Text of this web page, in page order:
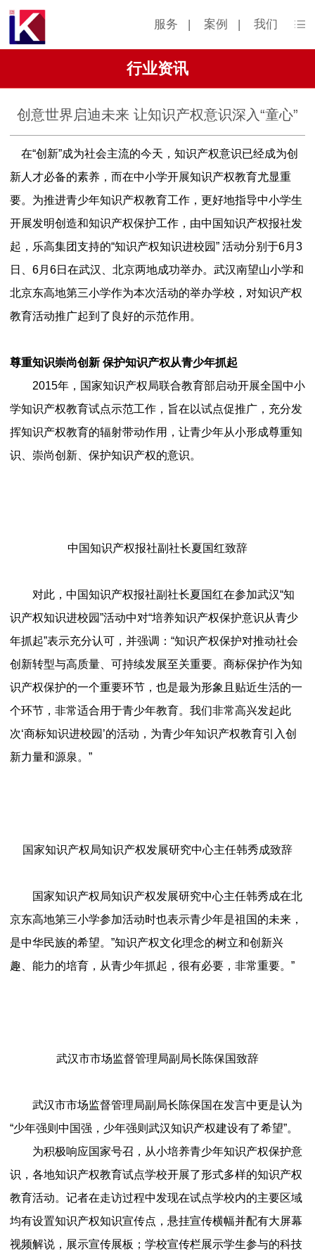
服务 | 案例 | 我们
行业资讯
创意世界启迪未来 让知识产权意识深入“童心”
在“创新”成为社会主流的今天，知识产权意识已经成为创
新人才必备的素养，而在中小学开展知识产权教育尤显重
要。为推进青少年知识产权教育工作，更好地指导中小学生
开展发明创造和知识产权保护工作，由中国知识产权报社发
起，乐高集团支持的“知识产权知识进校园” 活动分别于6月3
日、6月6日在武汉、北京两地成功举办。武汉南望山小学和
北京东高地第三小学作为本次活动的举办学校，对知识产权
教育活动推广起到了良好的示范作用。
尊重知识崇尚创新 保护知识产权从青少年抓起
2015年，国家知识产权局联合教育部启动开展全国中小
学知识产权教育试点示范工作，旨在以试点促推广，充分发
挥知识产权教育的辐射带动作用，让青少年从小形成尊重知
识、崇尚创新、保护知识产权的意识。
中国知识产权报社副社长夏国红致辞
对此，中国知识产权报社副社长夏国红在参加武汉“知
识产权知识进校园”活动中对“培养知识产权保护意识从青少
年抓起”表示充分认可，并强调：“知识产权保护对推动社会
创新转型与高质量、可持续发展至关重要。商标保护作为知
识产权保护的一个重要环节，也是最为形象且贴近生活的一
个环节，非常适合用于青少年教育。我们非常高兴发起此
次‘商标知识进校园’的活动，为青少年知识产权教育引入创
新力量和源泉。”
国家知识产权局知识产权发展研究中心主任韩秀成致辞
国家知识产权局知识产权发展研究中心主任韩秀成在北
京东高地第三小学参加活动时也表示青少年是祖国的未来，
是中华民族的希望。”知识产权文化理念的树立和创新兴
趣、能力的培育，从青少年抓起，很有必要，非常重要。”
武汉市市场监督管理局副局长陈保国致辞
武汉市市场监督管理局副局长陈保国在发言中更是认为
“少年强则中国强，少年强则武汉知识产权建设有了希望”。
为积极响应国家号召，从小培养青少年知识产权保护意
识，各地知识产权教育试点学校开展了形式多样的知识产权
教育活动。记者在走访过程中发现在试点学校内的主要区域
均有设置知识产权知识宣传点，悬挂宣传横幅并配有大屏幕
视频解说，展示宣传展板；学校宣传栏展示学生参与的科技